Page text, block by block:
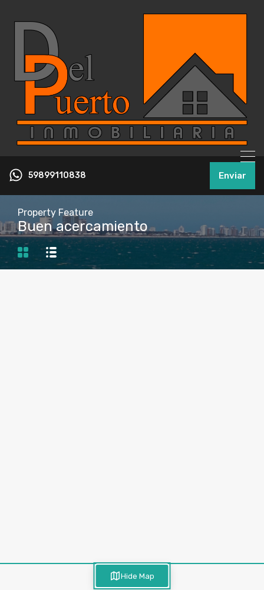
59899110838 Enviar
Property Feature
Buen acercamiento
Hide Map